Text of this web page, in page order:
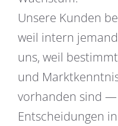
Unsere Kunden
weil intern
uns, weil
und
vorhanden sind
Entscheidungen